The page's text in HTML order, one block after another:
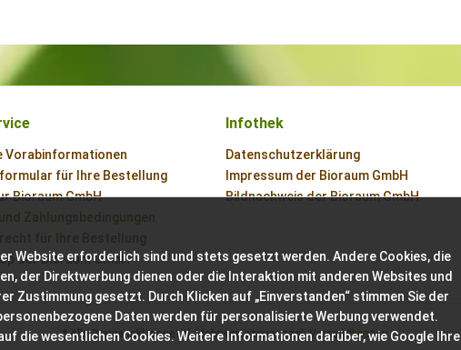
Vorabinformationen
für Ihre Bestellung
Bioraum GmbH
Zahlungsbedingungen
für Ihre Bestellung
der Bioraum GmbH
Infothek
Datenschutzerklärung
Impressum der Bioraum GmbH
Bildnachweis der Bioraum GmbH
* Alle Preise inkl. gesetzl. Mehrwertsteuer zzgl.Versandkosten
Website erforderlich sind und stets gesetzt werden. Andere Cookies, die
der Direktwerbung dienen oder die Interaktion mit anderen Websites und
Zustimmung gesetzt. Durch Klicken auf „Einverstanden“ stimmen Sie der
Daten werden für personalisierte Werbung verwendet.
die wesentlichen Cookies. Weitere Informationen darüber, wie Google Ihre